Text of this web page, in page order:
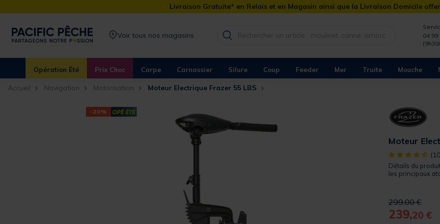
Livraison Gratuite* en Relais et en Magasin ainsi que la Livraison Domicile
Voir tous nos magasins
04 99
Opération Été Prix Choc Carpe Carnassier Silure Coup Feeder Mer Truite Mouche
Accueil Navigation Motorisation Moteur Electrique Frazer 55 LBS
-20%
Moteur
[object Object]
Détails du
les principaux
Price reduced
299,00 €to
239,20 €